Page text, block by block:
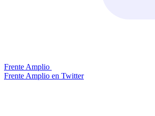
Frente Amplio
Frente Amplio en Twitter